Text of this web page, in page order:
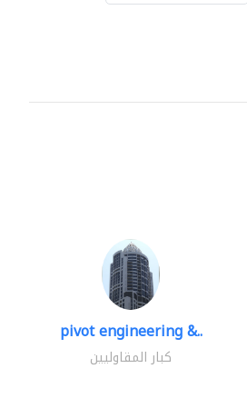
pivot engineering &..
كبار المقاوليين